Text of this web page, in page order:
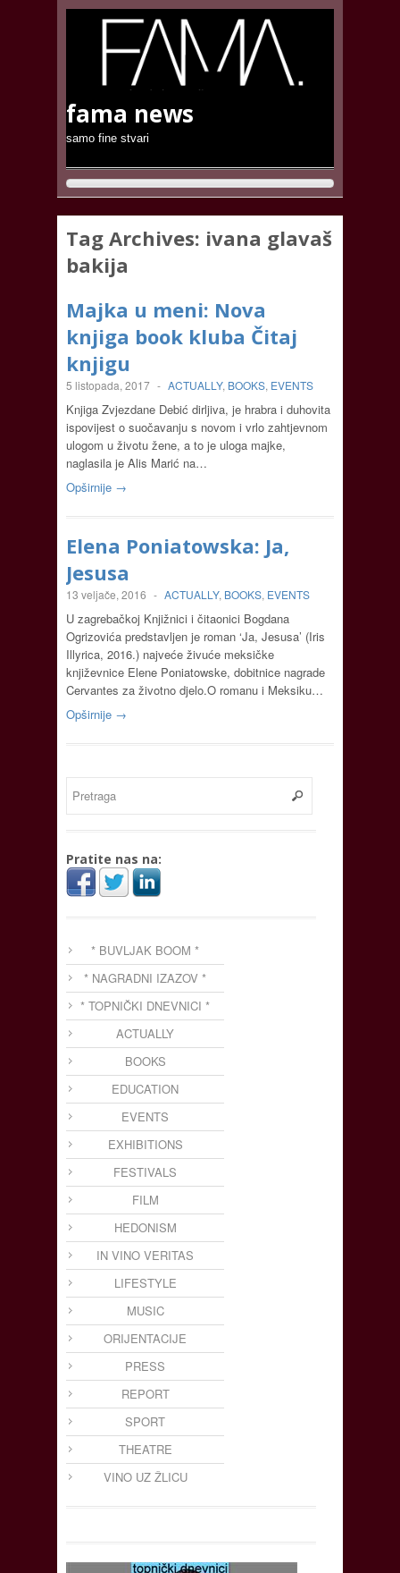
fama news
samo fine stvari
Tag Archives: ivana glavaš
bakija
Majka u meni: Nova
knjiga book kluba Čitaj
knjigu
5 listopada, 2017 - ACTUALLY, BOOKS, EVENTS
Knjiga Zvjezdane Debić dirljiva, je hrabra i duhovita
ispovijest o suočavanju s novom i vrlo zahtjevnom
ulogom u životu žene, a to je uloga majke,
naglasila je Alis Marić na…
Opširnije →
Elena Poniatowska: Ja,
Jesusa
13 veljače, 2016 - ACTUALLY, BOOKS, EVENTS
U zagrebačkoj Knjižnici i čitaonici Bogdana
Ogrizovića predstavljen je roman ‘Ja, Jesusa’ (Iris
Illyrica, 2016.) najveće živuće meksičke
književnice Elene Poniatowske, dobitnice nagrade
Cervantes za životno djelo.O romanu i Meksiku…
Opširnije →
Pratite nas na:
* BUVLJAK BOOM *
* NAGRADNI IZAZOV *
* TOPNIČKI DNEVNICI *
ACTUALLY
BOOKS
EDUCATION
EVENTS
EXHIBITIONS
FESTIVALS
FILM
HEDONISM
IN VINO VERITAS
LIFESTYLE
MUSIC
ORIJENTACIJE
PRESS
REPORT
SPORT
THEATRE
VINO UZ ŽLICU